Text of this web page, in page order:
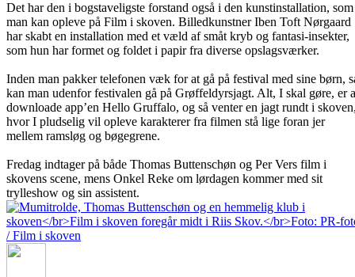
Det har den i bogstaveligste forstand også i den kunstinstallation, som
man kan opleve på Film i skoven. Billedkunstner Iben Toft Nørgaard
har skabt en installation med et væld af småt kryb og fantasi-insekter,
som hun har formet og foldet i papir fra diverse opslagsværker.
Inden man pakker telefonen væk for at gå på festival med sine børn,
kan man udenfor festivalen gå på Grøffeldyrsjagt. Alt, I skal gøre, er
downloade app’en Hello Gruffalo, og så venter en jagt rundt i
hvor I pludselig vil opleve karakterer fra filmen stå lige foran jer
mellem ramsløg og bøgegrene.
Fredag indtager på både Thomas Buttenschøn og Per Vers film i
skovens scene, mens Onkel Reke om lørdagen kommer med sit
trylleshow og sin assistent.